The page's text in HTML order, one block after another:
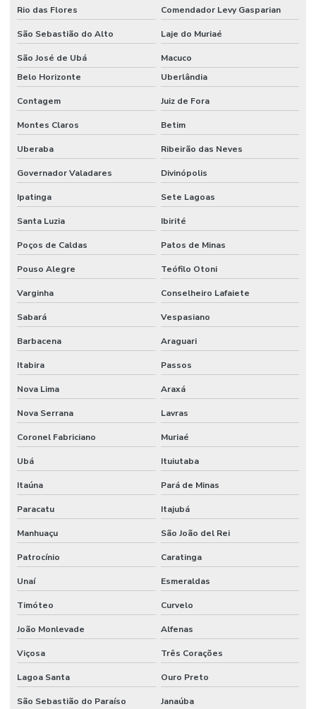
Rio das Flores Comendador Levy Gasparian
São Sebastião do Alto Laje do Muriaé
São José de Ubá
Macuco
Belo Horizonte
Uberlândia
Contagem Juiz de Fora
Montes Claros Betim
Uberaba Ribeirão das Neves
Governador Valadares Divinópolis
Ipatinga Sete Lagoas
Santa Luzia Ibirité
Poços de Caldas Patos de Minas
Pouso Alegre Teófilo Otoni
Varginha Conselheiro Lafaiete
Sabará Vespasiano
Barbacena Araguari
Itabira Passos
Nova Lima Araxá
Nova Serrana Lavras
Coronel Fabriciano Muriaé
Ubá Ituiutaba
Itaúna Pará de Minas
Paracatu Itajubá
Manhuaçu São João del Rei
Patrocínio Caratinga
Unaí Esmeraldas
Timóteo Curvelo
João Monlevade Alfenas
Viçosa Três Corações
Lagoa Santa Ouro Preto
São Sebastião do Paraíso Janaúba